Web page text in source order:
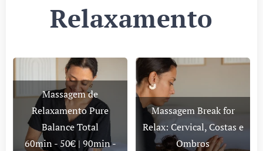
Relaxamento
Massagem de
Relaxamento Pure
Balance Total
60min - 50€ | 90min -
Massagem Break for
Relax: Cervical, Costas e
Ombros